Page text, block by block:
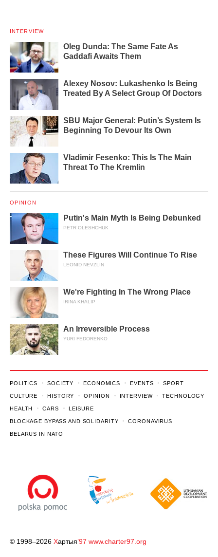
INTERVIEW
Oleg Dunda: The Same Fate As
Gaddafi Awaits Them
Alexey Nosov: Lukashenko Is Being
Treated By A Select Group Of Doctors
SBU Major General: Putin’s System Is
Beginning To Devour Its Own
Vladimir Fesenko: This Is The Main
Threat To The Kremlin
OPINION
Putin's Main Myth Is Being Debunked
PETR OLESHCHUK
These Figures Will Continue To Rise
LEONID NEVZLIN
We're Fighting In The Wrong Place
IRINA KHALIP
An Irreversible Process
YURI FEDORENKO
POLITICS SOCIETY ECONOMICS EVENTS SPORT
CULTURE HISTORY OPINION INTERVIEW TECHNOLOGY
HEALTH CARS LEISURE
BLOCKAGE BYPASS AND SOLIDARITY CORONAVIRUS
BELARUS IN NATO
© 1998–2026 Хартыя’97 www.charter97.org